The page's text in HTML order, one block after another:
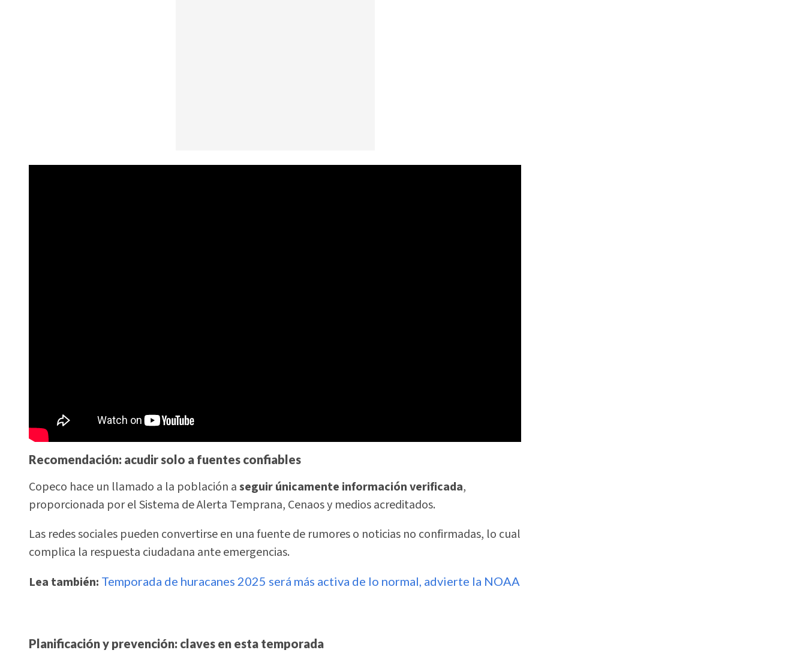
Recomendación: acudir solo a fuentes confiables
Copeco hace un llamado a la población aseguir únicamente información verificada,
proporcionada por el Sistema de Alerta Temprana, Cenaos y medios acreditados.
Las redes sociales pueden convertirse en una fuente de rumores o noticias no confirmadas, lo cual
complica la respuesta ciudadana ante emergencias.
Lea también: Temporada de huracanes 2025 será más activa de lo normal, advierte la NOAA
Planificación y prevención: claves en esta temporada